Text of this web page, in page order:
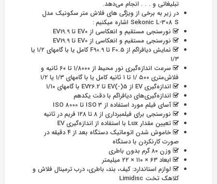
تبلیغاتی و . . . انجام می‌دهد.
در زیر به برخی از ویژگی های فلاش متر سکونیک مدل
Sekonic L-308 S اشاره میکنیم :
نورسنجی مستقیم و انعکاسی از EV0 تا EV19.9
نورسنجی مستقیم و انعکاسی از EV0 تا EV19.9
نمایش دیافراگم از F0.5 تا F90.9 کامل یا با گامهای ۱/۲ یا
۱/۳
سرعت اندازه‌گیری نور محیط از ۱/۸۰۰۰ تا ۶۰ ثانیه و
فلاش‌متری ۵۰۰ /۱ تا ۱ ثانیه کامل یا با گامهای ۱/۳ یا ۱/۲
اندازه‌گیری EV از EV(-)5 تا EV26.2 با گامهای ۱/۱۰
اندازه‌گیری‌های دیافراگم با دقت یکدهم
آسا‌ی فیلم مورد استفاده از ISO 3 تا ISO 8000
نورسنجی برای فیلمبرداری از ۸ تا ۱۲۸ فریم در ثانیه
تعیین مقدار Lux با استفاده از اندازه‌گیری EV
خاموش شدن اتوماتیک دستگاه بعد از ۴ دقیقه در
صورت کارنکردن با دستگاه
وزن ۸۰ گرم بدون باطری
ابعاد ۶۳ × ۱۱۰ × ۲۲ میلیمتر
لوازم استاندارد: کیف، بند، باطری، درب ترمینال فلاش و
کلاهک تخت Limidisc